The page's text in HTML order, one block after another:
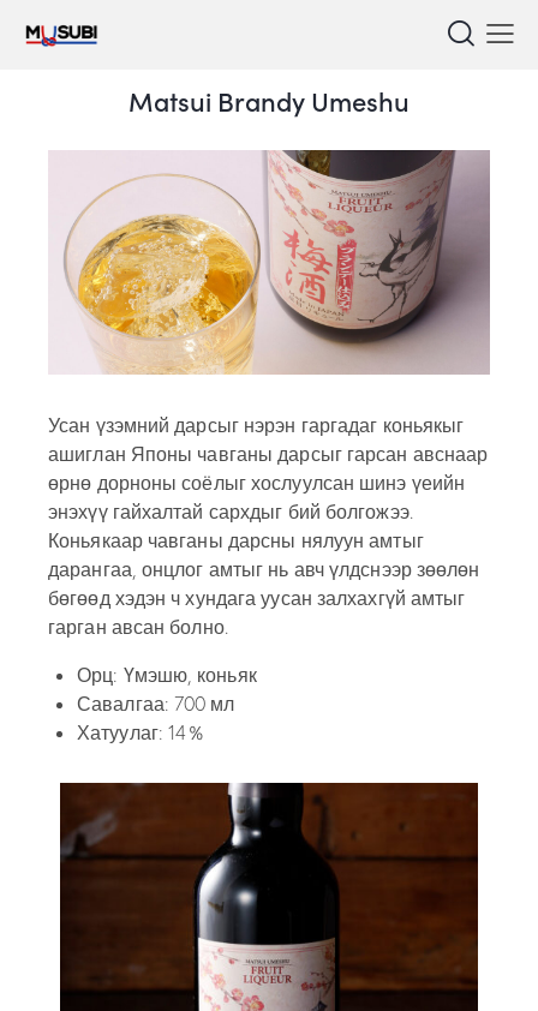
Matsui Brandy Umeshu
Усан үзэмний дарсыг нэрэн гаргадаг коньякыг
ашиглан Японы чавганы дарсыг гарсан авснаар
өрнө дорноны соёлыг хослуулсан шинэ үеийн
энэхүү гайхалтай сархдыг бий болгожээ.
Коньякаар чавганы дарсны нялуун амтыг
дарангаа, онцлог амтыг нь авч үлдснээр зөөлөн
бөгөөд хэдэн ч хундага уусан залхахгүй амтыг
гарган авсан болно.
Орц: Үмэшю, коньяк
Савалгаа: 700 мл
Хатуулаг: 14％